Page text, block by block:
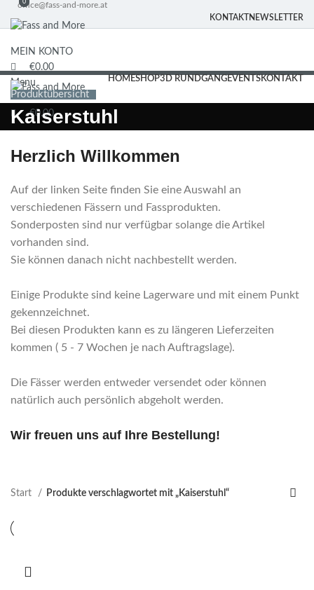
office@fass-and-more.at
KONTAKTNEWSLETTER
MEIN KONTO
0
€0.00
Menu
0
€0.00
HOMESHOP3D RUNDGANGEVENTSKONTAKT
Produktübersicht
Kaiserstuhl
Herzlich Willkommen
Auf der linken Seite finden Sie eine Auswahl an
verschiedenen Fässern und Fassprodukten.
Sonderposten sind nur verfügbar solange die Artikel
vorhanden sind.
Sie können danach nicht nachbestellt werden.
Einige Produkte sind keine Lagerware und mit einem Punkt
gekennzeichnet.
Bei diesen Produkten kann es zu längeren Lieferzeiten
kommen ( 5 - 7 Wochen je nach Auftragslage).
Die Fässer werden entweder versendet oder können
natürlich auch persönlich abgeholt werden.
Wir freuen uns auf Ihre Bestellung!
Start Produkte verschlagwortet mit „Kaiserstuhl“